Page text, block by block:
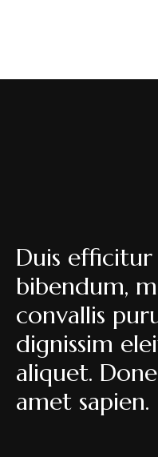
Duis
bibendum,
convallis
dignissim
aliquet.
amet sapien.